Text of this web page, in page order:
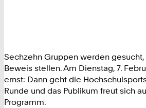
Sechzehn Gruppen werden
Beweis stellen. Am Dienstag, 7.
ernst: Dann geht die
Runde und das Publikum freut sich
Programm.